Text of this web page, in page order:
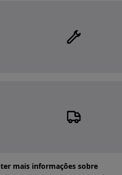
mais informações sobre